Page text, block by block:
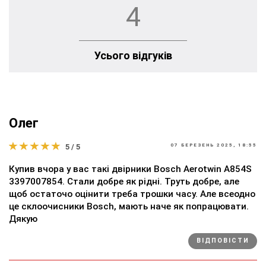
4
Усього відгуків
Олег
5 / 5 07 БЕРЕЗЕНЬ 2025, 18:55
Купив вчора у вас такі двірники Bosch Aerotwin A854S
3397007854. Стали добре як рідні. Труть добре, але
щоб остаточо оцінити треба трошки часу. Але всеодно
це склоочисники Bosch, мають наче як попрацювати.
Дякую
ВІДПОВІСТИ